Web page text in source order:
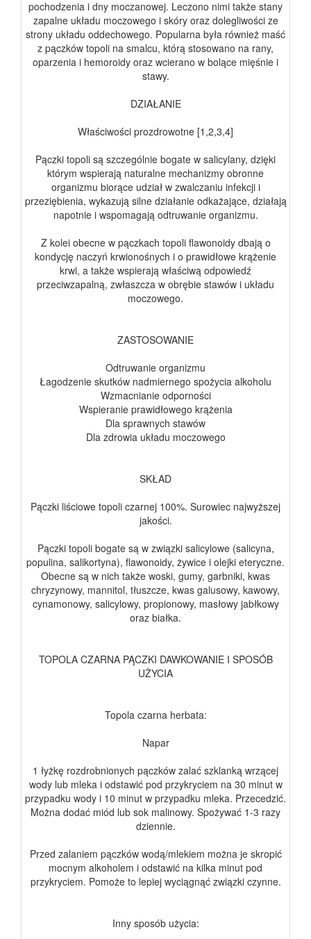
pochodzenia i dny moczanowej. Leczono nimi także stany
zapalne układu moczowego i skóry oraz dolegliwości ze
strony układu oddechowego. Popularna była również maść
z pączków topoli na smalcu, którą stosowano na rany,
oparzenia i hemoroidy oraz wcierano w bolące mięśnie i
stawy.
DZIAŁANIE
Właściwości prozdrowotne [1,2,3,4]
Pączki topoli są szczególnie bogate w salicylany, dzięki
którym wspierają naturalne mechanizmy obronne
organizmu biorące udział w zwalczaniu infekcji i
przeziębienia, wykazują silne działanie odkażające, działają
napotnie i wspomagają odtruwanie organizmu.
Z kolei obecne w pączkach topoli flawonoidy dbają o
kondycję naczyń krwionośnych i o prawidłowe krążenie
krwi, a także wspierają właściwą odpowiedź
przeciwzapalną, zwłaszcza w obrębie stawów i układu
moczowego.
ZASTOSOWANIE
Odtruwanie organizmu
Łagodzenie skutków nadmiernego spożycia alkoholu
Wzmacnianie odporności
Wspieranie prawidłowego krążenia
Dla sprawnych stawów
Dla zdrowia układu moczowego
SKŁAD
Pączki liściowe topoli czarnej 100%. Surowiec najwyższej
jakości.
Pączki topoli bogate są w związki salicylowe (salicyna,
populina, salikortyna), flawonoidy, żywice i olejki eteryczne.
Obecne są w nich także woski, gumy, garbniki, kwas
chryzynowy, mannitol, tłuszcze, kwas galusowy, kawowy,
cynamonowy, salicylowy, propionowy, masłowy jabłkowy
oraz białka.
TOPOLA CZARNA PĄCZKI DAWKOWANIE I SPOSÓB
UŻYCIA
Topola czarna herbata:
Napar
1 łyżkę rozdrobnionych pączków zalać szklanką wrzącej
wody lub mleka i odstawić pod przykryciem na 30 minut w
przypadku wody i 10 minut w przypadku mleka. Przecedzić.
Można dodać miód lub sok malinowy. Spożywać 1-3 razy
dziennie.
Przed zalaniem pączków wodą/mlekiem można je skropić
mocnym alkoholem i odstawić na kilka minut pod
przykryciem. Pomoże to lepiej wyciągnąć związki czynne.
Inny sposób użycia: